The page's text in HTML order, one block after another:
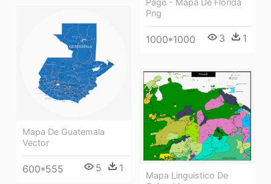
Page - Mapa De Florida
Png
1000*1000 3 1
Mapa De Guatemala
Vector
600*555 5 1
Mapa Linguistico De